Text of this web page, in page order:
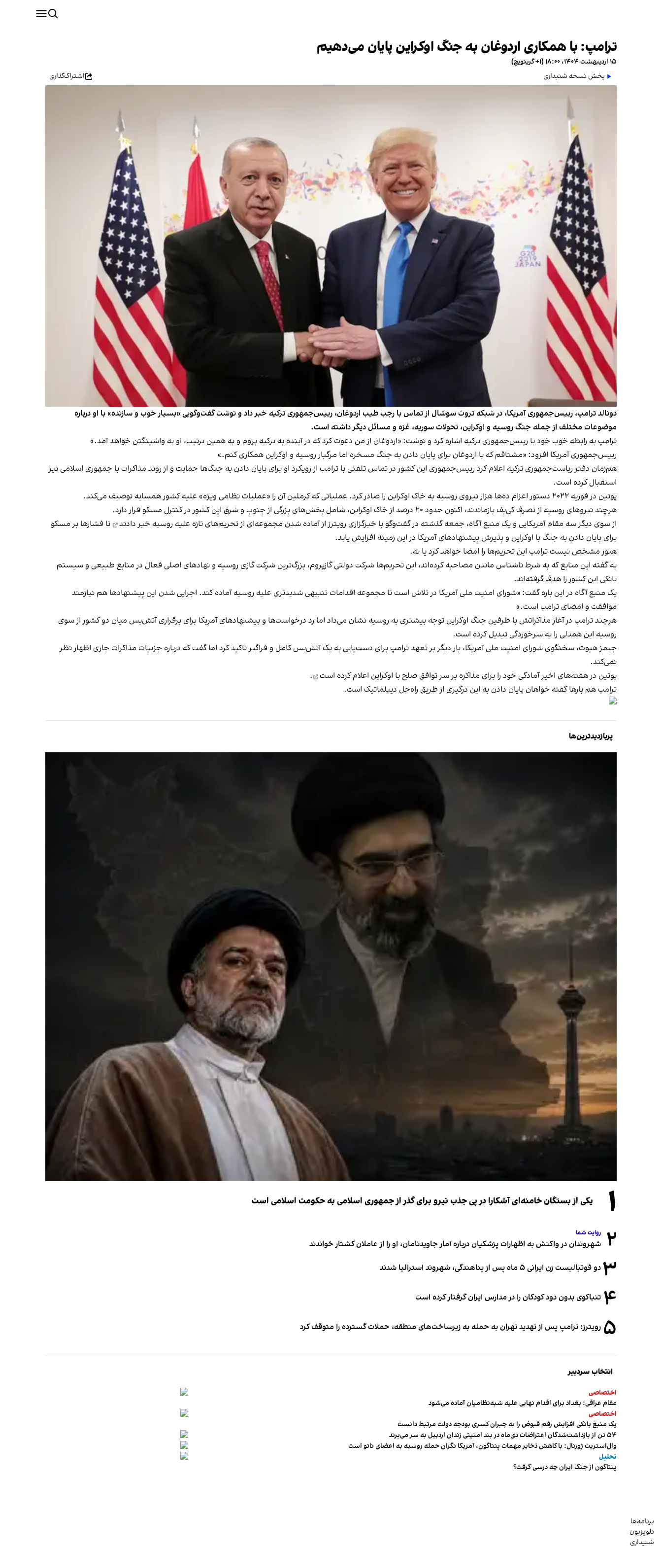
ترامپ: با همکاری اردوغان به جنگ اوکراین پایان می‌دهیم
۱۵ اردیبهشت ۱۴۰۴، ۱۸:۰۰ (‎+۱ گرینویچ)
پخش نسخه شنیداری
اشتراک‌گذاری
دونالد ترامپ، رییس‌جمهوری آمریکا، در شبکه تروث سوشال از تماس با رجب طیب اردوغان، رییس‌جمهوری ترکیه خبر داد و نوشت گفت‌وگویی «بسیار خوب و سازنده» با او درباره
موضوعات مختلف از جمله جنگ روسیه و اوکراین، تحولات سوریه، غزه و مسائل دیگر داشته است.
ترامپ به رابطه خوب خود با رییس‌جمهوری ترکیه اشاره کرد و نوشت: «اردوغان از من دعوت کرد که در آینده به ترکیه بروم و به همین ترتیب، او به واشینگتن خواهد آمد.»
رییس‌جمهوری آمریکا افزود: «مشتاقم که با اردوغان برای پایان دادن به جنگ مسخره اما مرگبار روسیه و اوکراین همکاری کنم.»
هم‌زمان دفتر ریاست‌جمهوری ترکیه اعلام کرد رییس‌جمهوری این کشور در تماس تلفنی با ترامپ از رویکرد او برای پایان دادن به جنگ‌ها حمایت و از روند مذاکرات با جمهوری اسلامی نیز
استقبال کرده است.
پوتین در فوریه ۲۰۲۲ دستور اعزام ده‌ها هزار نیروی روسیه به خاک اوکراین را صادر کرد. عملیاتی که کرملین آن را «عملیات نظامی ویژه» علیه کشور همسایه توصیف می‌کند.
هرچند نیروهای روسیه از تصرف کی‌یف بازماندند، اکنون حدود ۲۰ درصد از خاک اوکراین، شامل بخش‌های بزرگی از جنوب و شرق این کشور در کنترل مسکو قرار دارد.
از سوی دیگر سه مقام آمریکایی و یک منبع آگاه، جمعه گذشته در گفت‌وگو با خبرگزاری رویترز از آماده شدن مجموعه‌ای از تحریم‌های تازه‌ علیه روسیه خبر دادند
تا فشارها بر مسکو
برای پایان دادن به جنگ با اوکراین و پذیرش پیشنهادهای آمریکا در این زمینه افزایش یابد.
هنوز مشخص نیست ترامپ این تحریم‌ها را امضا خواهد کرد یا نه.
به گفته این منابع که به شرط ناشناس ماندن مصاحبه کرده‌اند، این تحریم‌ها شرکت دولتی گازپروم، بزرگ‌ترین شرکت گازی روسیه و نهادهای اصلی فعال در منابع طبیعی و سیستم
بانکی این کشور را هدف گرفته‌اند.
یک منبع آگاه در این باره گفت: «شورای امنیت ملی آمریکا در تلاش است تا مجموعه اقدامات تنبیهی شدیدتری علیه روسیه آماده کند. اجرایی شدن این پیشنهادها هم نیازمند
موافقت و امضای ترامپ است.»
هرچند ترامپ در آغاز مذاکراتش با طرفین جنگ اوکراین توجه بیشتری به روسیه نشان می‌داد اما رد درخواست‌ها و پیشنهادهای آمریکا برای برقراری آتش‌بس میان دو کشور از سوی
روسیه این همدلی را به سرخوردگی تبدیل کرده است.
جیمز هیوت، سخنگوی شورای امنیت ملی آمریکا، بار دیگر بر تعهد ترامپ برای دست‌یابی به یک آتش‌بس کامل و فراگیر تاکید کرد اما گفت که درباره جزییات مذاکرات جاری اظهار نظر
نمی‌کند.
پوتین در هفته‌های اخیر آمادگی خود را برای مذاکره بر سر توافق صلح با اوکراین اعلام کرده است
.
ترامپ هم بارها گفته خواهان پایان دادن به این درگیری از طریق راه‌حل دیپلماتیک است.
پربازدیدترین‌ها
۱ یکی از بستگان خامنه‌ای آشکارا در پی جذب نیرو برای گذر از جمهوری اسلامی به حکومت اسلامی است
۲ روایت شما
شهروندان در واکنش به اظهارات پزشکیان درباره آمار جاویدنامان، او را از عاملان کشتار خواندند
۳دو فوتبالیست زن ایرانی ۵ ماه پس از پناهندگی، شهروند استرالیا شدند
۴ تنباکوی بدون دود کودکان را در مدارس ایران گرفتار کرده است
۵ رویترز: ترامپ پس از تهدید تهران به حمله به زیرساخت‌های منطقه، حملات گسترده را متوقف کرد
انتخاب سردبیر
اختصاصی
مقام عراقی: بغداد برای اقدام نهایی علیه شبه‌نظامیان آماده می‌شود
اختصاصی
یک منبع بانکی افزایش رقم قبوض را به جبران کسری بودجه دولت مرتبط دانست
۵۴ تن از بازداشت‌شدگان اعتراضات دی‌ماه در بند امنیتی زندان اردبیل به سر می‌برند
وال‌استریت ژورنال: با کاهش ذخایر مهمات پنتاگون، آمریکا نگران حمله روسیه به اعضای ناتو‌ است
تحلیل
پنتاگون از جنگ ایران چه درسی گرفت؟
برنامه‌ها
تلویزیون
شنیداری